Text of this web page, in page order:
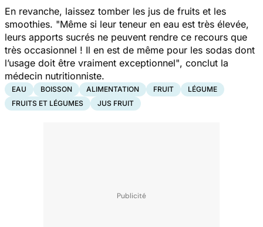
En revanche, laissez tomber les jus de fruits et les
smoothies. "Même si leur teneur en eau est très élevée,
leurs apports sucrés ne peuvent rendre ce recours que
très occasionnel ! Il en est de même pour les sodas dont
l’usage doit être vraiment exceptionnel", conclut la
médecin nutritionniste.
EAU BOISSON ALIMENTATION FRUIT
LÉGUME
FRUITS ET LÉGUMES
JUS FRUIT